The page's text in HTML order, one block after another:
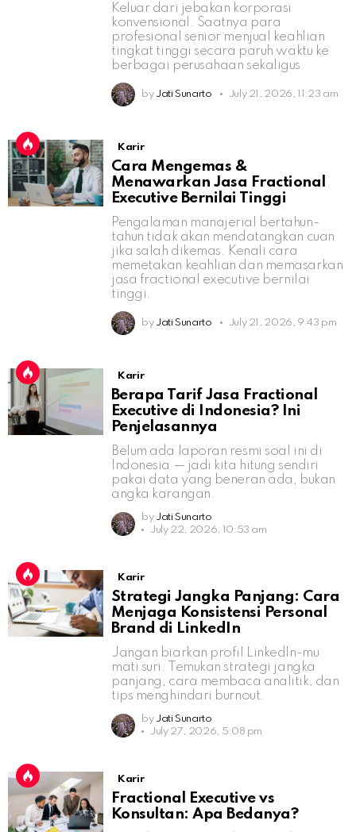
Keluar dari jebakan korporasi
konvensional. Saatnya para
profesional senior menjual keahlian
tingkat tinggi secara paruh waktu ke
berbagai perusahaan sekaligus.
by Jati Sunarto July 21, 2026, 11:23 am
Karir
Cara Mengemas &
Menawarkan Jasa Fractional
Executive Bernilai Tinggi
Pengalaman manajerial bertahun-
tahun tidak akan mendatangkan cuan
jika salah dikemas. Kenali cara
memetakan keahlian dan memasarkan
jasa fractional executive bernilai
tinggi.
by Jati Sunarto July 21, 2026, 9:43 pm
Karir
Berapa Tarif Jasa Fractional
Executive di Indonesia? Ini
Penjelasannya
Belum ada laporan resmi soal ini di
Indonesia — jadi kita hitung sendiri
pakai data yang beneran ada, bukan
angka karangan.
by Jati Sunarto
July 22, 2026, 10:53 am
Karir
Strategi Jangka Panjang: Cara
Menjaga Konsistensi Personal
Brand di LinkedIn
Jangan biarkan profil LinkedIn-mu
mati suri. Temukan strategi jangka
panjang, cara membaca analitik, dan
tips menghindari burnout.
by Jati Sunarto
July 27, 2026, 5:08 pm
Karir
Fractional Executive vs
Konsultan: Apa Bedanya?